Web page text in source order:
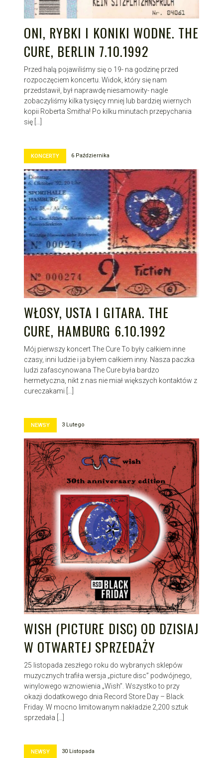
ONI, RYBKI I KONIKI WODNE. THE
CURE, BERLIN 7.10.1992
Przed halą pojawiliśmy się o 19- na godzinę przed
rozpoczęciem koncertu. Widok, który się nam
przedstawił, był naprawdę niesamowity- nagle
zobaczyliśmy kilka tysięcy mniej lub bardziej wiernych
kopii Roberta Smitha! Po kilku minutach przepychania
się […]
KONCERTY 6 Października
WŁOSY, USTA I GITARA. THE
CURE, HAMBURG 6.10.1992
Mój pierwszy koncert The Cure To były całkiem inne
czasy, inni ludzie i ja byłem całkiem inny. Nasza paczka
ludzi zafascynowana The Cure była bardzo
hermetyczna, nikt z nas nie miał większych kontaktów z
cureczakami […]
NEWSY 3 Lutego
WISH (PICTURE DISC) OD DZISIAJ
W OTWARTEJ SPRZEDAŻY
25 listopada zeszłego roku do wybranych sklepów
muzycznych trafiła wersja „picture disc” podwójnego,
winylowego wznowienia „Wish”. Wszystko to przy
okazji dodatkowego dnia Record Store Day – Black
Friday. W mocno limitowanym nakładzie 2,200 sztuk
sprzedała […]
NEWSY 30 Listopada